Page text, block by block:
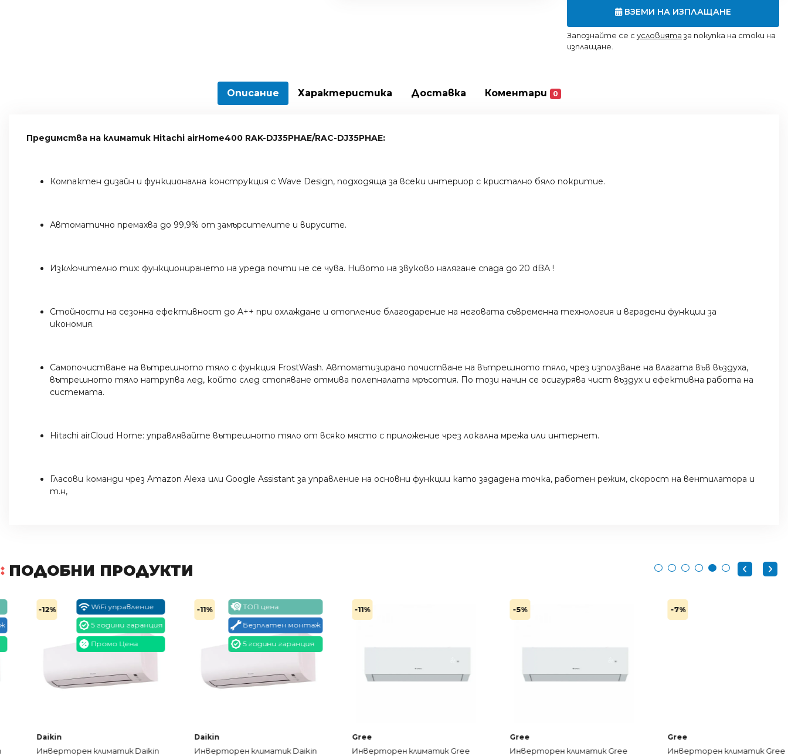
ВЗЕМИ НА ИЗПЛАЩАНЕ
Запознайте се с условията за покупка на стоки на
изплащане.
Описание Характеристика Доставка Коментари 0
Предимства на климатик Hitachi airHome400 RAK-DJ35PHAE/RAC-DJ35PHAE:
Компактен дизайн и функционална конструкция с Wave Design, подходяща за всеки интериор с кристално бяло покритие.
Автоматично премахва до 99,9% от замърсителите и вирусите.
Изключително тих: функционирането на уреда почти не се чува. Нивото на звуково налягане спада до 20 dBА !
Стойности на сезонна ефективност до A++ при охлаждане и отопление благодарение на неговата съвременна технология и вградени функции за
икономия.
Самопочистване на вътрешното тяло с функция FrostWash. Автоматизирано почистване на вътрешното тяло, чрез използване на влагата във въздуха,
вътрешното тяло натрупва лед, който след стопяване отмива полепналата мръсотия. По този начин се осигурява чист въздух и ефективна работа на
системата.
Hitachi airCloud Home: управлявайте вътрешното тяло от всяко място с приложение чрез локална мрежа или интернет.
Гласови команди чрез Amazon Alexa или Google Assistant за управление на основни функции като зададена точка, работен режим, скорост на вентилатора и
т.н,
ПОДОБНИ ПРОДУКТИ
WiFi управление
5 години гаранция
Промо Цена
Daikin
Инверторен климатик Daikin
ТОП цена
Безплатен монтаж
5 години гаранция
Daikin
Инверторен климатик Daikin
Инверторен климатик Gree
Инверторен климатик Gree
Инверторен климатик Gree